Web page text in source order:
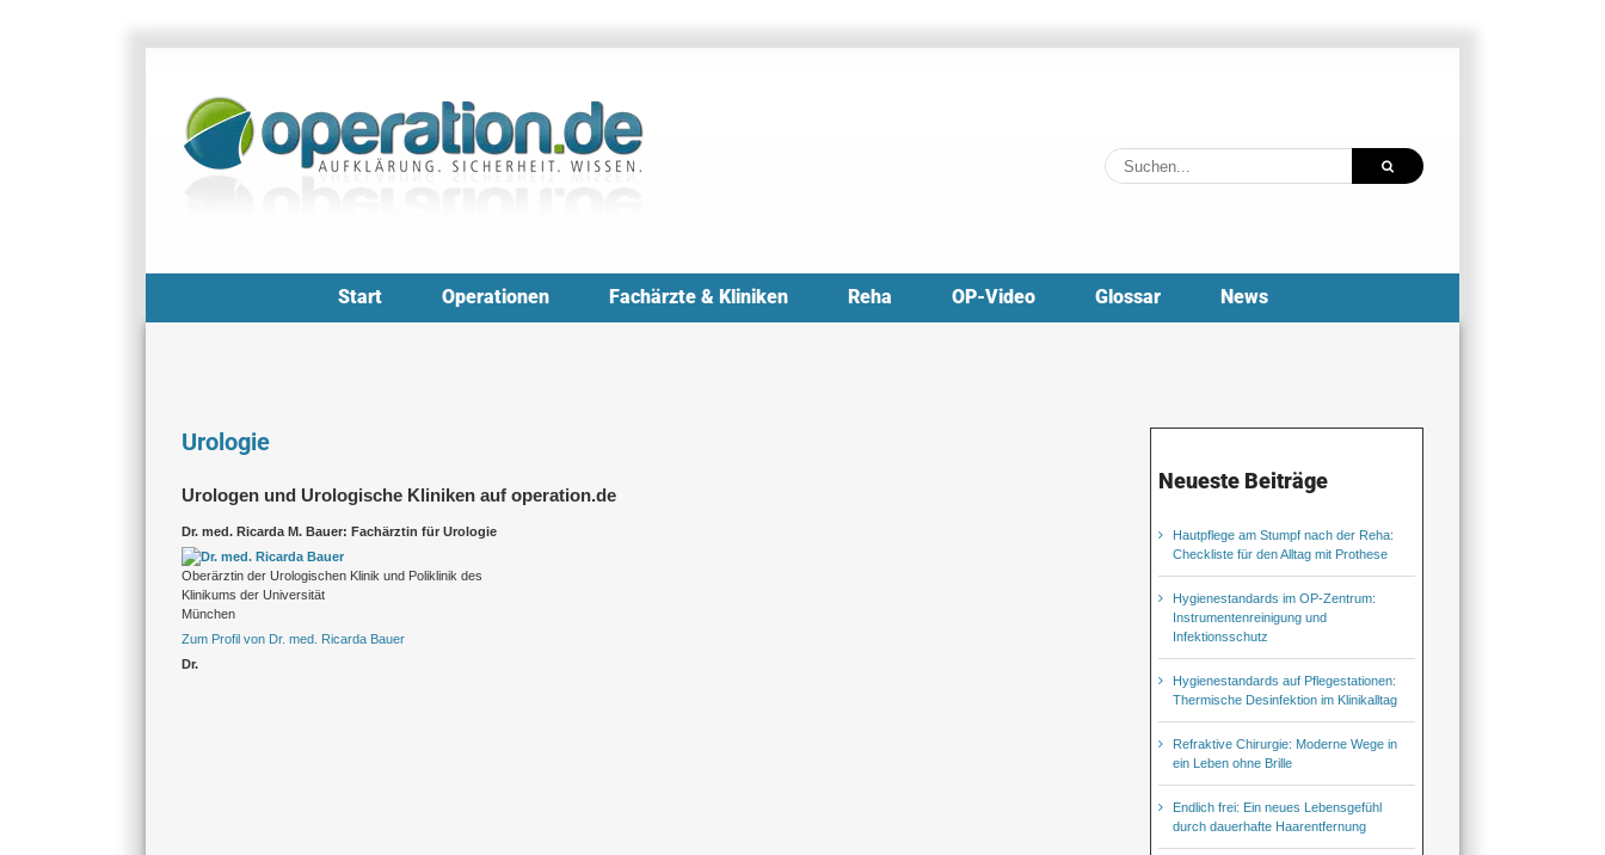
Suche
nach:
Start Operationen Fachärzte & Kliniken Reha OP-Video Glossar News
Urologie
Urologen und Urologische Kliniken auf operation.de
Dr. med. Ricarda M. Bauer: Fachärztin für Urologie
Oberärztin der Urologischen Klinik und Poliklinik des
Klinikums der Universität
München
Zum Profil von Dr. med. Ricarda Bauer
Dr.
Neueste Beiträge
Hautpflege am Stumpf nach der Reha:
Checkliste für den Alltag mit Prothese
Hygienestandards im OP-Zentrum:
Instrumentenreinigung und
Infektionsschutz
Hygienestandards auf Pflegestationen:
Thermische Desinfektion im Klinikalltag
Refraktive Chirurgie: Moderne Wege in
ein Leben ohne Brille
Endlich frei: Ein neues Lebensgefühl
durch dauerhafte Haarentfernung